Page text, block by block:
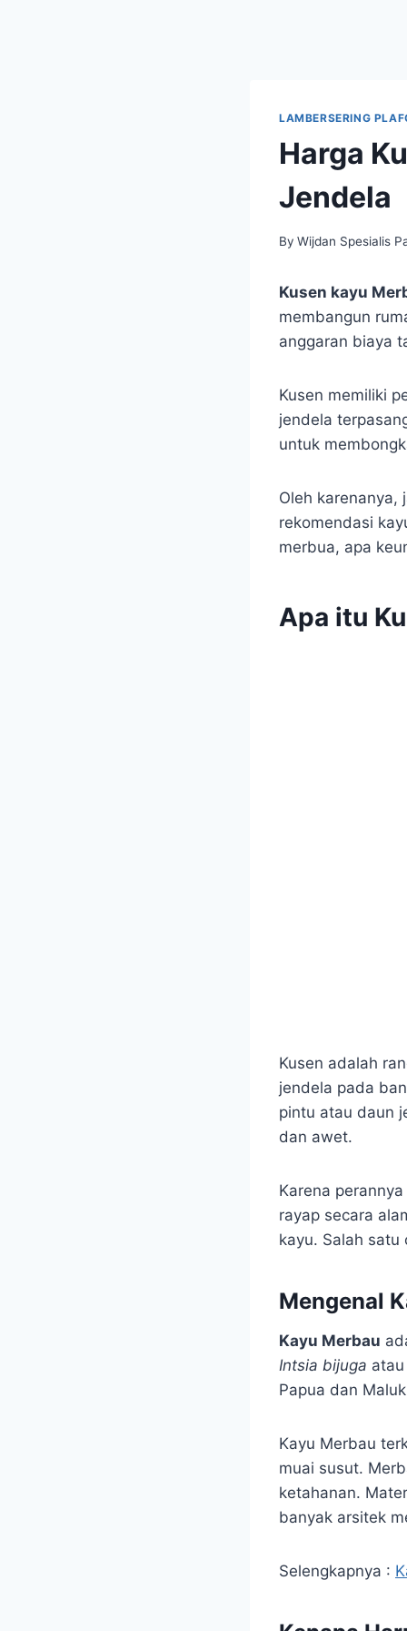
LAMBERSERING
Harga
Jendela
By Wijdan Spesialis
Kusen kayu
membangun
anggaran biaya
Kusen memiliki
jendela
untuk
Oleh karenanya,
rekomendasi
merbua, apa
Apa itu
Kusen adalah
jendela pada
pintu atau daun
dan awet.
Karena
rayap secara
kayu. Salah satu
Mengenal
Kayu Merbau
Intsia bijuga atau
Papua dan
Kayu Merbau
muai susut.
ketahanan.
banyak arsitek
Selengkapnya :